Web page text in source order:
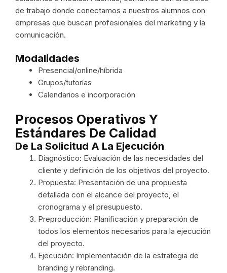
de trabajo donde conectamos a nuestros alumnos con
empresas que buscan profesionales del marketing y la
comunicación.
Modalidades
Presencial/online/híbrida
Grupos/tutorías
Calendarios e incorporación
Procesos Operativos Y
Estándares De Calidad
De La Solicitud A La Ejecución
Diagnóstico: Evaluación de las necesidades del
cliente y definición de los objetivos del proyecto.
Propuesta: Presentación de una propuesta
detallada con el alcance del proyecto, el
cronograma y el presupuesto.
Preproducción: Planificación y preparación de
todos los elementos necesarios para la ejecución
del proyecto.
Ejecución: Implementación de la estrategia de
branding y rebranding.